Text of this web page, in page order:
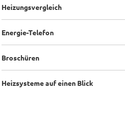
Heizungsvergleich
Energie-Telefon
Broschüren
Heizsysteme auf einen Blick